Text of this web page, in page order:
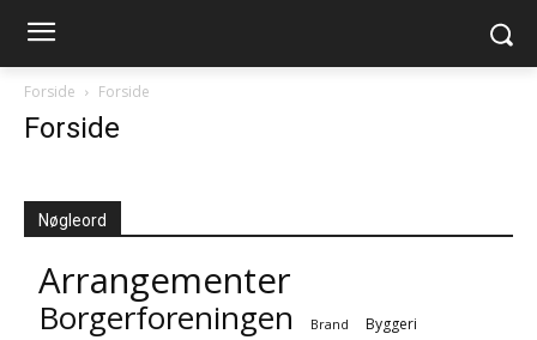
Forside Forside
Forside
Nøgleord
Arrangementer
Borgerforeningen Brand Byggeri